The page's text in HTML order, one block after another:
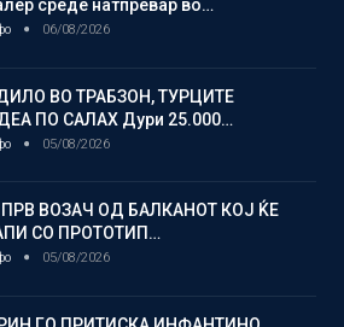
среде натпревар во…
06/08/2026
ВО ТРАБЗОН, ТУРЦИТЕ
ПО САЛАХ Дури 25.000…
05/08/2026
ПРВ ВОЗАЧ ОД БАЛКАНОТ КОЈ ЌЕ
СО ПРОТОТИП…
05/08/2026